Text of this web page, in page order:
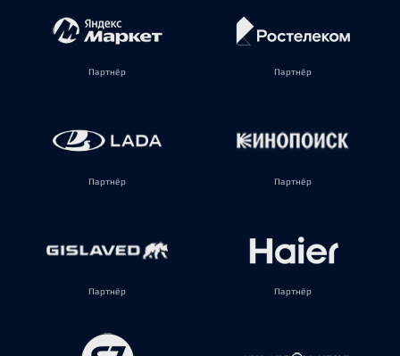
Партнёр Партнёр
Партнёр Партнёр
Партнёр Партнёр